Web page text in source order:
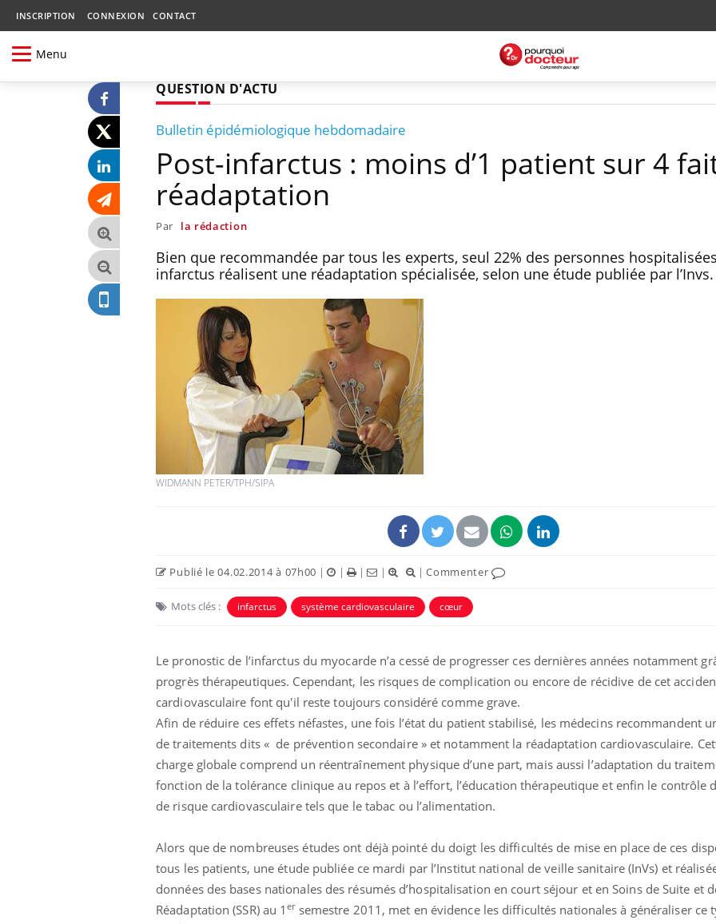
INSCRIPTION CONNEXION CONTACT
Menu
QUESTION D'ACTU
Bulletin épidémiologique hebdomadaire
Post-infarctus : moins d’1 patient sur 4
réadaptation
Par la rédaction
Bien que recommandée par tous les experts, seul 22% des personnes
infarctus réalisent une réadaptation spécialisée, selon une étude publiée par l’Invs.
WIDMANN PETER/TPH/SIPA
Publié le 04.02.2014 à 07h00 | | | | |Commenter
Mots clés : infarctus système cardiovasculaire cœur
Le pronostic de l’infarctus du myocarde n’a cessé de progresser ces dernières années notamment
progrès thérapeutiques. Cependant, les risques de complication ou encore de récidive de cet
cardiovasculaire font qu'il reste toujours considéré comme grave.
Afin de réduire ces effets néfastes, une fois l’état du patient stabilisé, les médecins recommandent
de traitements dits « de prévention secondaire » et notamment la réadaptation cardiovasculaire.
charge globale comprend un réentraînement physique d’une part, mais aussi l’adaptation du
fonction de la tolérance clinique au repos et à l’effort, l’éducation thérapeutique et enfin le contrôle
de risque cardiovasculaire tels que le tabac ou l’alimentation.
Alors que de nombreuses études ont déjà pointé du doigt les difficultés de mise en place de ces
tous les patients, une étude publiée ce mardi par l’Institut national de veille sanitaire (InVs) et
données des bases nationales des résumés d’hospitalisation en court séjour et en Soins de Suite et
Réadaptation (SSR) au 1ersemestre 2011, met en évidence les difficultés nationales à généraliser ce